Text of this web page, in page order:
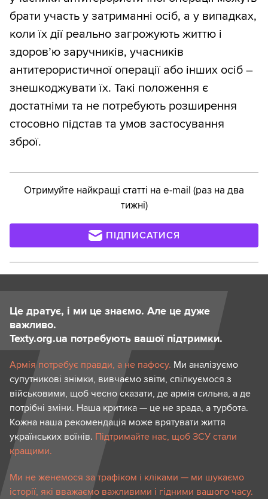
брати участь у затриманні осіб, а у випадках,
коли їх дії реально загрожують життю і
здоров’ю заручників, учасників
антитерористичної операції або інших осіб –
знешкоджувати їх. Такі положення є
достатніми та не потребують розширення
стосовно підстав та умов застосування
зброї.
Отримуйте найкращі статті на e-mail (раз на два
тижні)
ПІДПИСАТИСЯ
Це дратує, і ми це знаємо. Але це дуже
важливо.
Texty.org.ua потребують вашої підтримки.
Армія потребує правди, а не пафосу. Ми аналізуємо
супутникові знімки, вивчаємо звіти, спілкуємося з
військовими, щоб чесно сказати, де армія сильна, а де
потрібні зміни. Наша критика — це не зрада, а турбота.
Кожна наша рекомендація може врятувати життя
українських воїнів. Підтримайте нас, щоб ЗСУ стали
кращими.
Ми не женемося за трафіком і кліками — ми шукаємо
історії, які вважаємо важливими і гідними вашого часу.